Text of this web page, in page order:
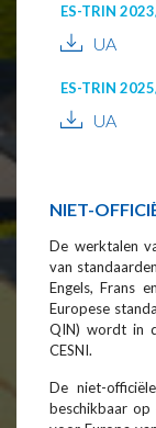
ES-TRIN
UA
ES-TRIN
UA
NIET-
De werktalen
van
Engels, Frans
Europese
QIN) wordt in
CESNI.
De niet-
beschikbaar op